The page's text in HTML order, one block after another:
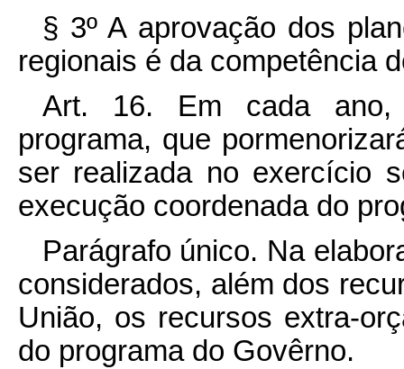
§ 3º A aprovação dos
regionais é da competência
Art. 16. Em cada ano,
programa, que
ser realizada no exercício
execução coordenada do
Parágrafo único. Na
considerados, além dos
União, os recursos extra-
do programa do Govêrno.